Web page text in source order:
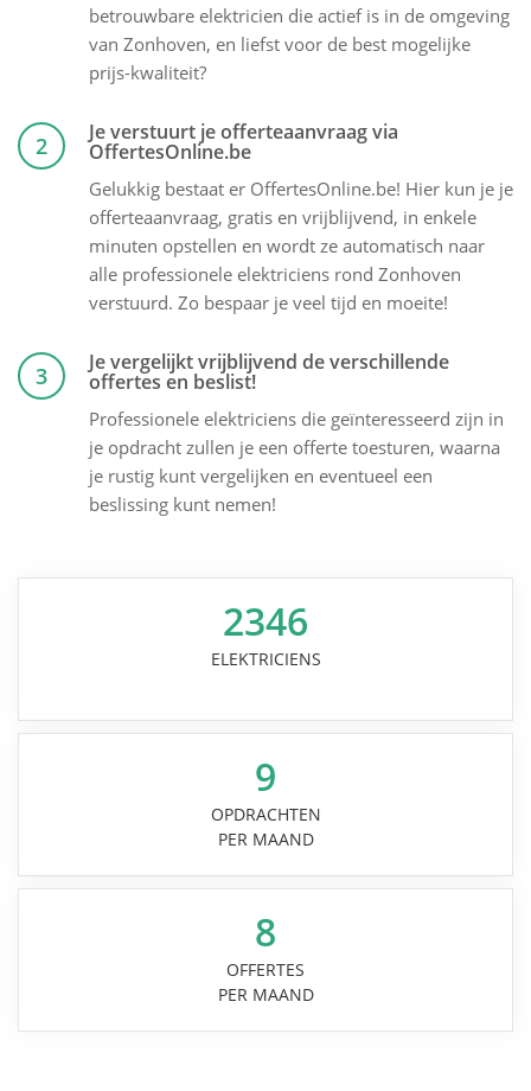
betrouwbare elektricien die actief is in de omgeving
van Zonhoven, en liefst voor de best mogelijke
prijs-kwaliteit?
2 Je verstuurt je offerteaanvraag via
OffertesOnline.be
Gelukkig bestaat er OffertesOnline.be! Hier kun je je
offerteaanvraag, gratis en vrijblijvend, in enkele
minuten opstellen en wordt ze automatisch naar
alle professionele elektriciens rond Zonhoven
verstuurd. Zo bespaar je veel tijd en moeite!
3 Je vergelijkt vrijblijvend de verschillende
offertes en beslist!
Professionele elektriciens die geïnteresseerd zijn in
je opdracht zullen je een offerte toesturen, waarna
je rustig kunt vergelijken en eventueel een
beslissing kunt nemen!
2346
ELEKTRICIENS
9
OPDRACHTEN
PER MAAND
8
OFFERTES
PER MAAND